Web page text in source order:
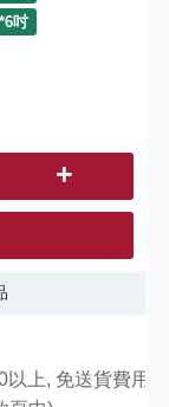
吋
+
上, 免送貨費用,